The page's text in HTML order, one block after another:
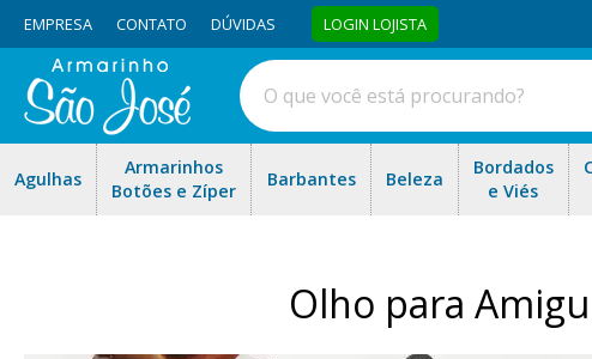
EMPRESA CONTATO DÚVIDAS LOGIN LOJISTA
Agulhas
Armarinhos
Botões e Zíper
Barbantes Beleza
Bordados
e Viés
Olho para